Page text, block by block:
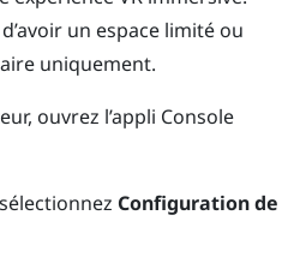
un espace limité ou
uniquement.
ouvrez l’appli Console
Configuration de